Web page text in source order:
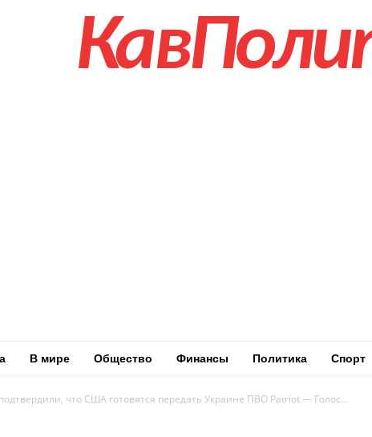
В мире Общество Финансы Политика Спорт
что США готовятся передать Украине ПВО Patriot — Голос...